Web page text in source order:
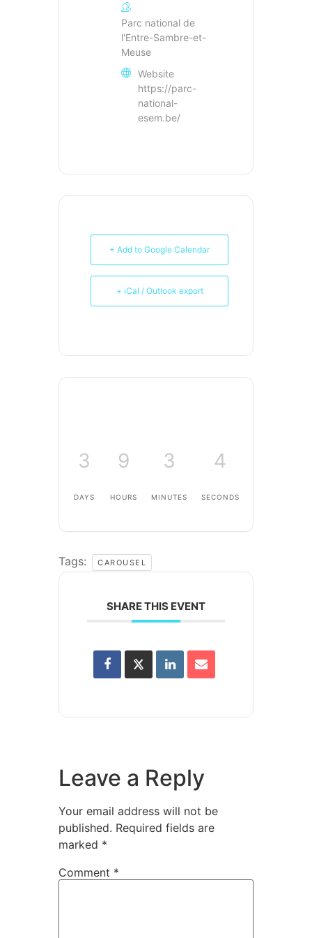
Parc national de
l'Entre-Sambre-et-
Meuse
Website
https://parc-
national-
esem.be/
+ Add to Google Calendar
+ iCal / Outlook export
3
DAYS
9
HOURS
3
MINUTES
3
SECONDS
Tags: CAROUSEL
SHARE THIS EVENT
Leave a Reply
Your email address will not be
published. Required fields are
marked *
Comment *